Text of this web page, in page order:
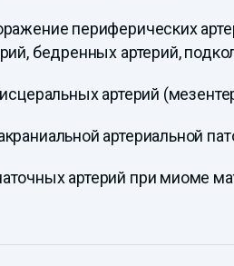
периферических
бедренных артерий,
артерий
артериальной
артерий при миоме